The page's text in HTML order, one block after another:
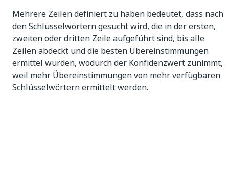
Mehrere Zeilen definiert zu haben bedeutet, dass nach
den Schlüsselwörtern gesucht wird, die in der ersten,
zweiten oder dritten Zeile aufgeführt sind, bis alle
Zeilen abdeckt und die besten Übereinstimmungen
ermittel wurden, wodurch der Konfidenzwert zunimmt,
weil mehr Übereinstimmungen von mehr verfügbaren
Schlüsselwörtern ermittelt werden.